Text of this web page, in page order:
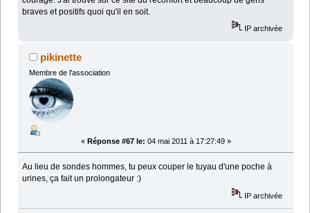
braves et positifs quoi qu'il en soit.
IP archivée
pikinette
Membre de l'association
« Réponse #67 le: 04 mai 2011 à 17:27:49 »
Au lieu de sondes hommes, tu peux couper le tuyau d'une poche à
urines, ça fait un prolongateur :)
IP archivée